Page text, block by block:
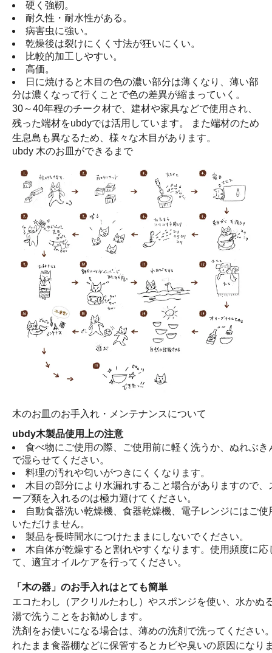
硬く強靭。
耐久性・耐水性がある。
病害虫に強い。
乾燥後は裂けにくく寸法が狂いにくい。
比較的加工しやすい。
高価。
日に焼けると木目の色の濃い部分は薄くなり、薄い部
分は濃くなって行くことで色の差異が縮まっていく。
30～40年程のチーク材で、建材や家具などで使用され、
残った端材をubdyでは活用しています。 また端材のため
生息島も異なるため、様々な木目があります。
ubdy 木のお皿ができるまで
木のお皿のお手入れ・メンテナンスについて
ubdy木製品使用上の注意
食べ物にご使用の際、ご使用前に軽く洗うか、ぬれぶき
で湿らせてください。
料理の汚れや匂いがつきにくくなります。
木目の部分により水漏れすること場合がありますので、
ープ類を入れるのは極力避けてください。
自動食器洗い乾燥機、食器乾燥機、電子レンジにはご使
いただけません。
製品を長時間水につけたままにしないでください。
木自体が乾燥すると割れやすくなります。使用頻度に応
て、適宜オイルケアを行ってください。
「木の器」のお手入れはとても簡単
エコたわし（アクリルたわし）やスポンジを使い、水かぬ
湯で洗うことをお勧めします。
洗剤をお使いになる場合は、薄めの洗剤で洗ってください
れたまま食器棚などに保管するとカビや臭いの原因になり